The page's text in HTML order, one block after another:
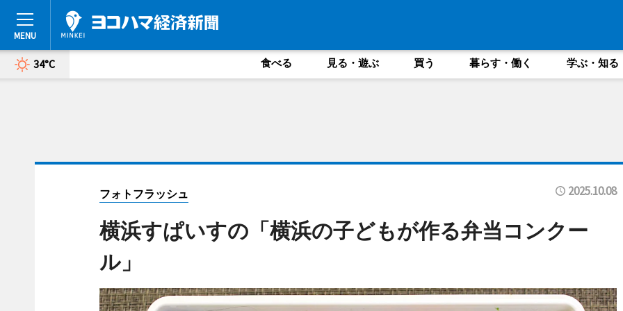
34°C 食べる 見る・遊ぶ 買う 暮らす・働く 学ぶ・知る
フォトフラッシュ 2025.10.08
横浜すぱいすの「横浜の子どもが作る弁当コンクー
ル」